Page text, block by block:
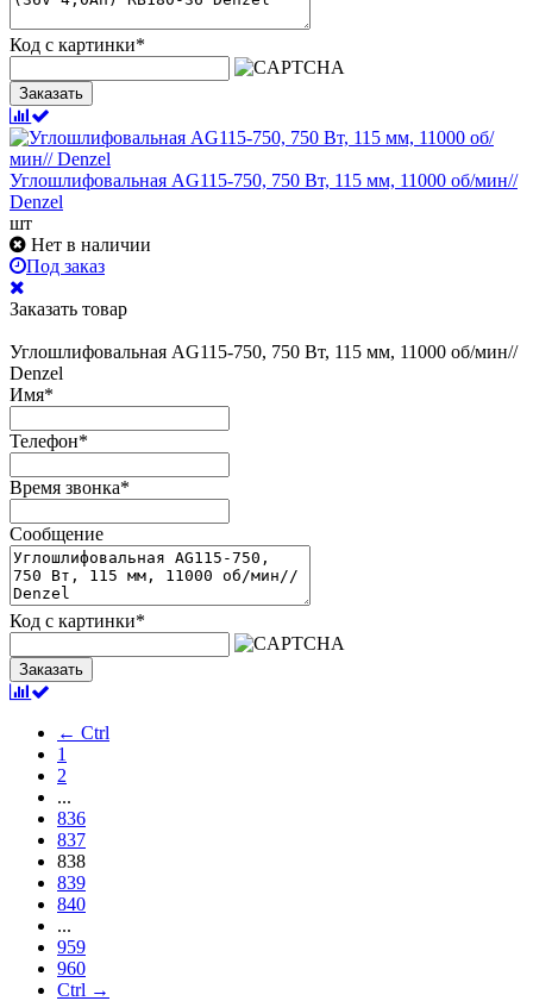
Код с картинки*
Заказать
Углошлифовальная AG115-750, 750 Вт, 115 мм, 11000 об/мин//
Denzel
шт
Нет в наличии
Под заказ
Заказать товар
Углошлифовальная AG115-750, 750 Вт, 115 мм, 11000 об/мин//
Denzel
Имя*
Телефон*
Время звонка*
Сообщение
Код с картинки*
Заказать
← Ctrl
1
2
...
836
837
838
839
840
...
959
960
Ctrl →